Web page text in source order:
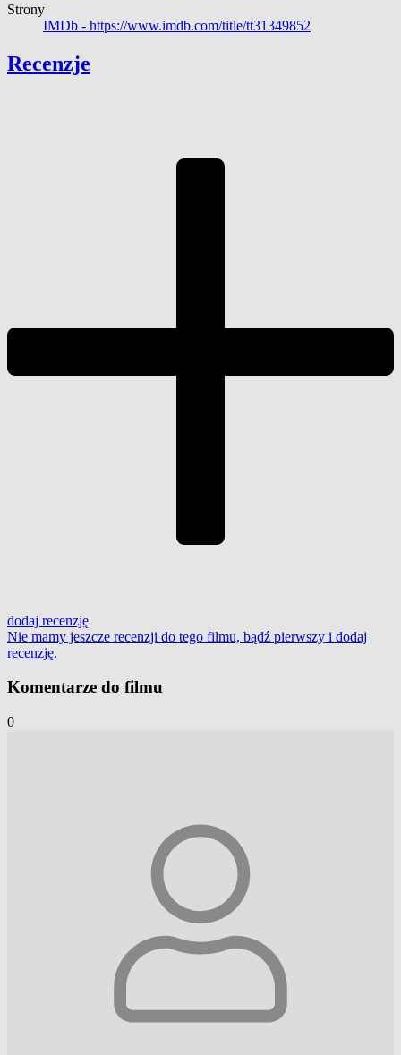
Strony
IMDb - https://www.imdb.com/title/tt31349852
Recenzje
dodaj recenzję
Nie mamy jeszcze recenzji do tego filmu, bądź pierwszy i dodaj
recenzję.
Komentarze do filmu
0